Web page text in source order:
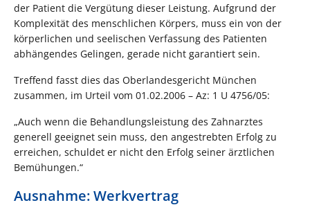
der Patient die Vergütung dieser Leistung. Aufgrund der
Komplexität des menschlichen Körpers, muss ein von der
körperlichen und seelischen Verfassung des Patienten
abhängendes Gelingen, gerade nicht garantiert sein.
Treffend fasst dies das Oberlandesgericht München
zusammen, im Urteil vom 01.02.2006 – Az: 1 U 4756/05:
„Auch wenn die Behandlungsleistung des Zahnarztes
generell geeignet sein muss, den angestrebten Erfolg zu
erreichen, schuldet er nicht den Erfolg seiner ärztlichen
Bemühungen.“
Ausnahme: Werkvertrag